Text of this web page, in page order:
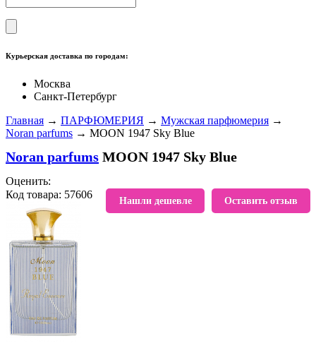
Курьерская доставка по городам:
Москва
Санкт-Петербург
Главная → ПАРФЮМЕРИЯ → Мужская парфюмерия →
Noran parfums → MOON 1947 Sky Blue
Noran parfums MOON 1947 Sky Blue
Оставить отзыв
Нашли дешевле
Оценить:
Код товара: 57606
В избранное